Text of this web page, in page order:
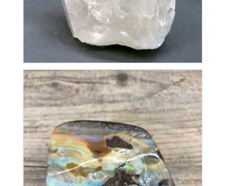
Opale Boulder
350€